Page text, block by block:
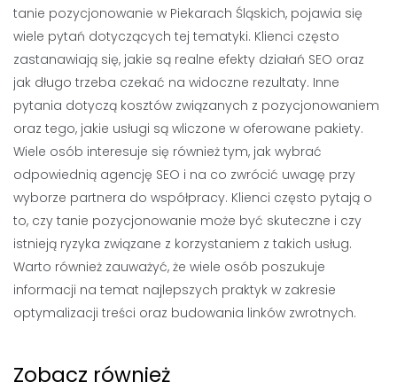
tanie pozycjonowanie w Piekarach Śląskich, pojawia się
wiele pytań dotyczących tej tematyki. Klienci często
zastanawiają się, jakie są realne efekty działań SEO oraz
jak długo trzeba czekać na widoczne rezultaty. Inne
pytania dotyczą kosztów związanych z pozycjonowaniem
oraz tego, jakie usługi są wliczone w oferowane pakiety.
Wiele osób interesuje się również tym, jak wybrać
odpowiednią agencję SEO i na co zwrócić uwagę przy
wyborze partnera do współpracy. Klienci często pytają o
to, czy tanie pozycjonowanie może być skuteczne i czy
istnieją ryzyka związane z korzystaniem z takich usług.
Warto również zauważyć, że wiele osób poszukuje
informacji na temat najlepszych praktyk w zakresie
optymalizacji treści oraz budowania linków zwrotnych.
Zobacz również